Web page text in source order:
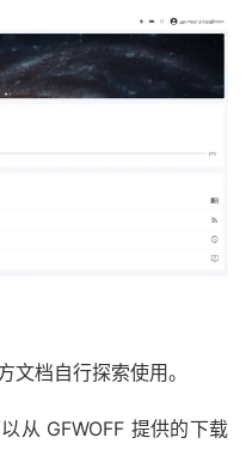
文档自行探索使用。
从 GFWOFF 提供的下载